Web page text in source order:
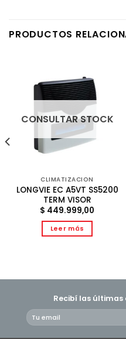
PRODUCTOS
CONSULTAR STOCK
CLIMATIZACION
LONGVIE EC A5VT SS5200
TERM VISOR
$ 449.999,00
Leer más
Recibí las